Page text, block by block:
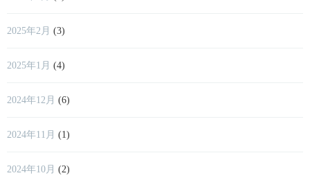
2025年2月 (3)
2025年1月 (4)
2024年12月 (6)
2024年11月 (1)
2024年10月 (2)